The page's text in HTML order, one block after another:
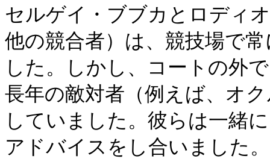
セルゲイ・ブブカとロディ
他の競合者）は、競技場で
した。しかし、コートの外
長年の敵対者（例えば、オ
していました。彼らは一緒
アドバイスをし合いました